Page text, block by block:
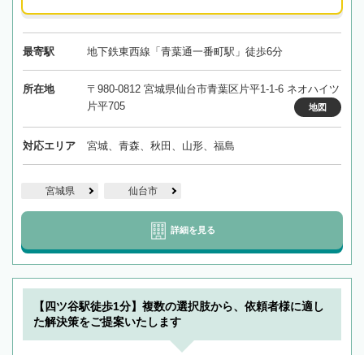
最寄駅 地下鉄東西線「青葉通一番町駅」徒歩6分
所在地
〒980-0812 宮城県仙台市青葉区片平1-1-6 ネオハイツ
片平705
地図
対応エリア 宮城、青森、秋田、山形、福島
宮城県 仙台市
詳細を見る
【四ツ谷駅徒歩1分】複数の選択肢から、依頼者様に適し
た解決策をご提案いたします